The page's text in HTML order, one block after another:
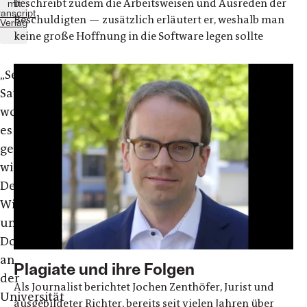
mit
Verlag
„Sebastian
Sattler
wollte
es
genau
wissen.
Der
Wirtschaftspsychologe
und
Doktorand
an
der
Universität
beschreibt zudem die Arbeitsweisen und Ausreden der
Beschuldigten — zusätzlich erläutert er, weshalb man
keine große Hoffnung in die Software legen sollte
Plagiate und ihre Folgen
Als Journalist berichtet Jochen Zenthöfer, Jurist und
ausgebildeter Richter, bereits seit vielen Jahren über